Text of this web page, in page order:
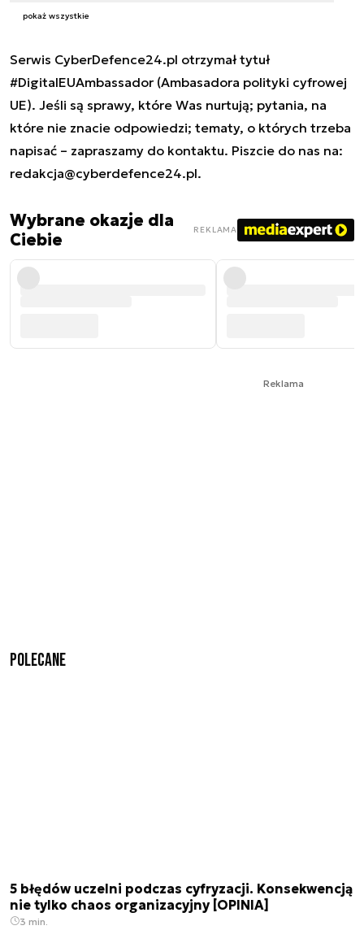
pokaż wszystkie
Serwis CyberDefence24.pl otrzymał tytuł
#DigitalEUAmbassador (Ambasadora polityki cyfrowej
UE). Jeśli są sprawy, które Was nurtują; pytania, na
które nie znacie odpowiedzi; tematy, o których trzeba
napisać – zapraszamy do kontaktu. Piszcie do nas na:
redakcja@cyberdefence24.pl.
Wybrane okazje dla
Ciebie
REKLAMA
Reklama
Polecane
5 błędów uczelni podczas cyfryzacji. Konsekwencją
nie tylko chaos organizacyjny [OPINIA]
3 min.